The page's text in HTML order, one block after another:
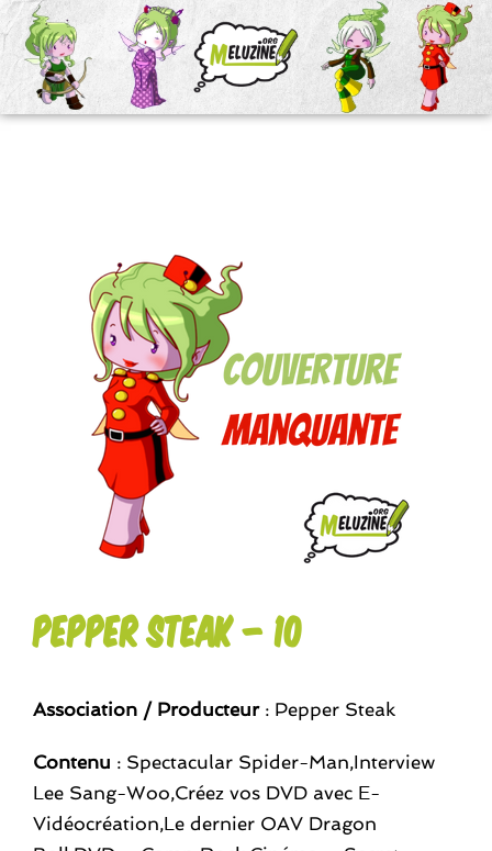
Pepper Steak – 10
Association / Producteur: Pepper Steak
Contenu : Spectacular Spider-Man,Interview
Lee Sang-Woo,Créez vos DVD avec E-
Vidéocréation,Le dernier OAV Dragon